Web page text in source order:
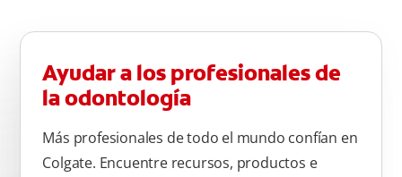
Ayudar a los profesionales de
la odontología
Más profesionales de todo el mundo confían en
Colgate. Encuentre recursos, productos e